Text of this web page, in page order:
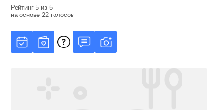
Рейтинг5 из5
на основе22 голосов